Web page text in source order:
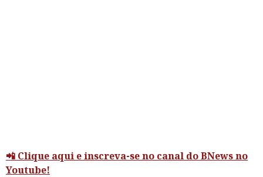
📲 Clique aqui e inscreva-se no canal do BNews no
Youtube!